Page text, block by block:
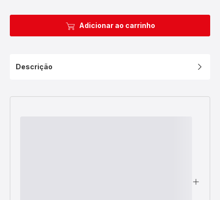
Adicionar ao carrinho
Descrição